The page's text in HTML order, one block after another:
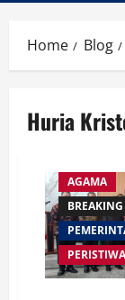
Home Blog
Huria
AGAMA
PERISTIWA